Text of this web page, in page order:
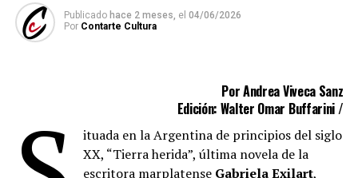
Publicado hace 2 meses, el 04/06/2026
Por Contarte Cultura
Por Andrea Viveca Sanz
Edición: Walter Omar Buffarini /
ituada en la Argentina de principios del siglo
XX, “Tierra herida”, última novela de la
escritora marplatense Gabriela Exilart,